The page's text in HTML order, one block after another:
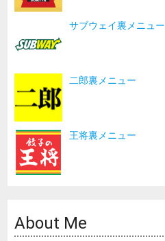
サブウェイ裏メニュー
二郎裏メニュー
王将裏メニュー
About Me